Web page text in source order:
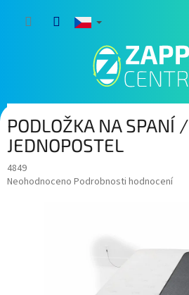
PODLOŽKA NA SPANÍ /
JEDNOPOSTEL
4849
Průměrné
Neohodnoceno Podrobnosti hodnocení